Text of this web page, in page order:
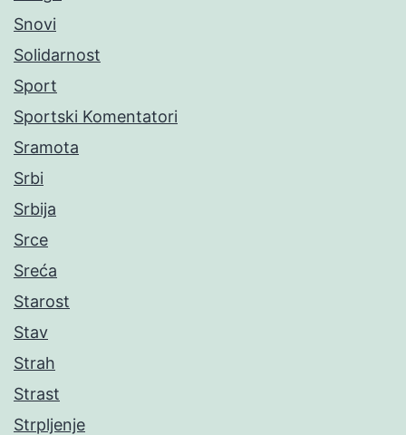
Snovi
Solidarnost
Sport
Sportski Komentatori
Sramota
Srbi
Srbija
Srce
Sreća
Starost
Stav
Strah
Strast
Strpljenje